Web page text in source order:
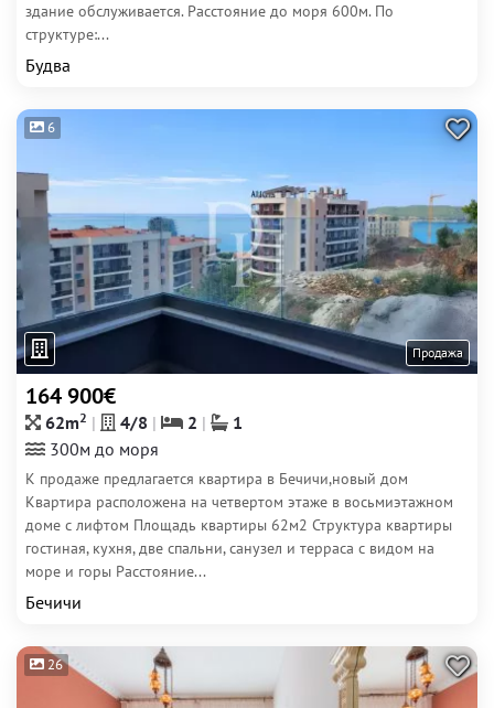
здание обслуживается. Расстояние до моря 600м. По
структуре:...
Будва
6
Продажа
164 900€
62m2 4/8 2
1
300м до моря
К продаже предлагается квартира в Бечичи,новый дом
Квартира расположена на четвертом этаже в восьмиэтажном
доме с лифтом Площадь квартиры 62м2 Структура квартиры
гостиная, кухня, две спальни, санузел и терраса с видом на
море и горы Расстояние...
Бечичи
26